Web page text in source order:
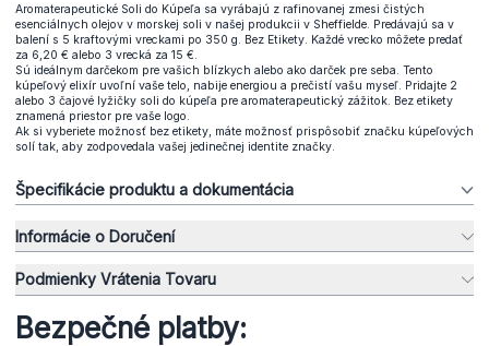
Aromaterapeutické Soli do Kúpeľa sa vyrábajú z rafinovanej zmesi čistých
esenciálnych olejov v morskej soli v našej produkcii v Sheffielde. Predávajú sa v
balení s 5 kraftovými vreckami po 350 g. Bez Etikety. Každé vrecko môžete predať
za 6,20 € alebo 3 vrecká za 15 €.
Sú ideálnym darčekom pre vašich blízkych alebo ako darček pre seba. Tento
kúpeľový elixír uvoľní vaše telo, nabije energiou a prečistí vašu myseľ. Pridajte 2
alebo 3 čajové lyžičky soli do kúpeľa pre aromaterapeutický zážitok. Bez etikety
znamená priestor pre vaše logo.
Ak si vyberiete možnosť bez etikety, máte možnosť prispôsobiť značku kúpeľových
solí tak, aby zodpovedala vašej jedinečnej identite značky.
Špecifikácie produktu a dokumentácia
Informácie o Doručení
Podmienky Vrátenia Tovaru
Bezpečné platby: